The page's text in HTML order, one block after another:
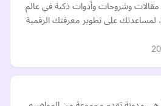
وشروحات وأدوات ذكية في عالم
لمساعدتك على تطوير معرفتك الرقمية